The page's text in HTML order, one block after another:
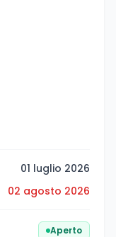
01 luglio 2026
02 agosto 2026
Aperto